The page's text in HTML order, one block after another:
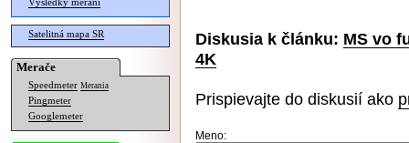
Výsledky meraní
Satelitná mapa SR
Merače
Speedmeter Merania
Pingmeter
Googlemeter
Diskusia k článku: MS vo
4K
Prispievajte do diskusií ako
Meno: